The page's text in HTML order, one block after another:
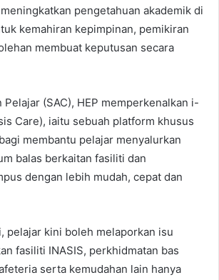
pengetahuan akademik di
kemahiran kepimpinan, pemikiran
membuat keputusan secara
Pelajar (SAC), HEP memperkenalkan i-
Care), iaitu sebuah platform khusus
membantu pelajar menyalurkan
balas berkaitan fasiliti dan
dengan lebih mudah, cepat dan
pelajar kini boleh melaporkan isu
fasiliti INASIS, perkhidmatan bas
serta kemudahan lain hanya